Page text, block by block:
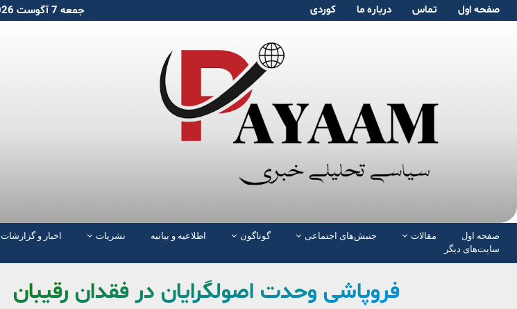
صفحە اول تماس دربارە ما کوردی جمعه 7 آگوست 2026
صفحە اول مقالات جنبش‌های اجتماعی گوناگون اطلاعیه و بیانیه نشریات اخبار و گزارشات
سایت‌های دیگر
فروپاشی وحدت اصولگرایان در فقدان رقیبان